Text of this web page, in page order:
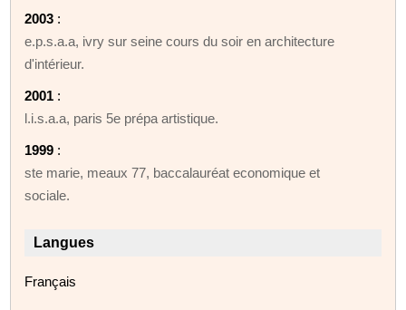
2003 :
e.p.s.a.a, ivry sur seine cours du soir en architecture
d'intérieur.
2001 :
l.i.s.a.a, paris 5e prépa artistique.
1999 :
ste marie, meaux 77, baccalauréat economique et
sociale.
Langues
Français